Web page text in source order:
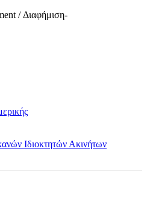
/ Διαφήμιση-
Ιδιοκτητών Ακινήτων